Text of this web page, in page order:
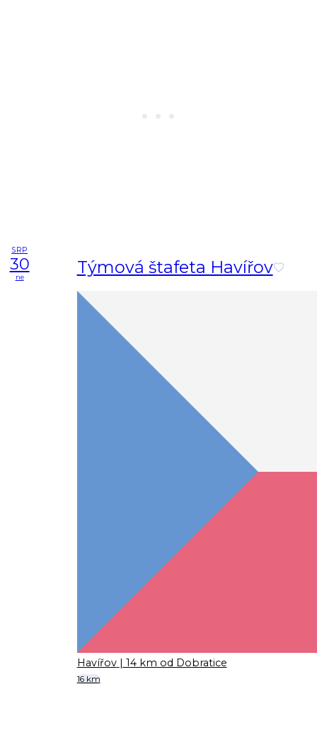
SRP
30
ne Týmová štafeta Havířov
Havířov | 14 km od Dobratice
16 km